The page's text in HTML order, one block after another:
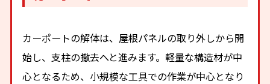
カーポートの解体は、屋根パネルの取り外しから開
始し、支柱の撤去へと進みます。軽量な構造材が中
心となるため、小規模な工具での作業が中心となり